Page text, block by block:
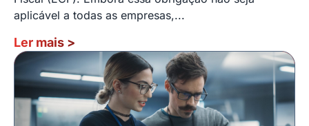
aplicável a todas as empresas,...
Ler mais >